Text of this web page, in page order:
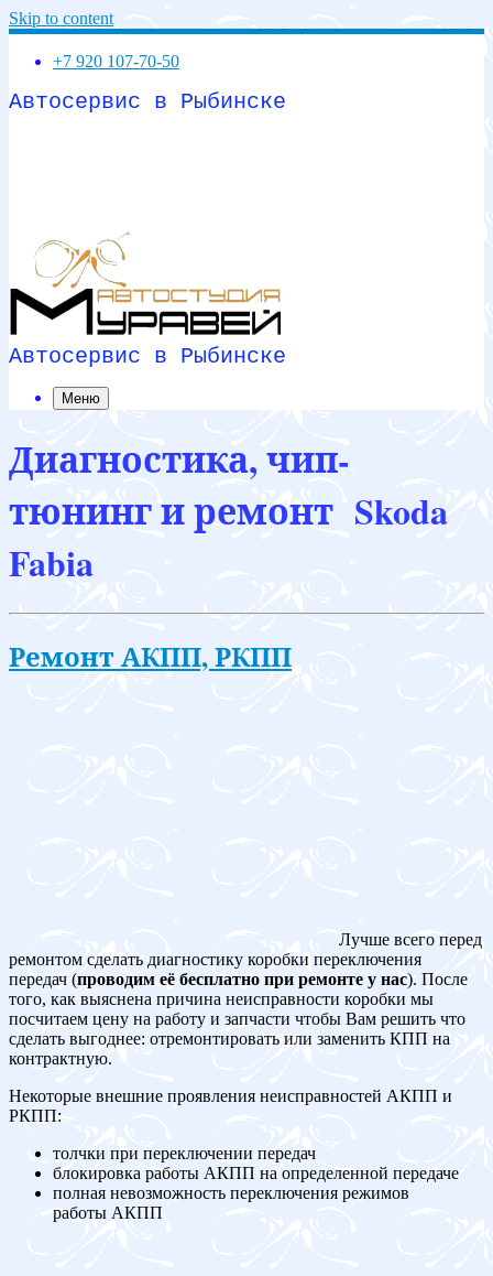
Skip to content
+7 920 107-70-50
Автосервис в Рыбинске
Автосервис в Рыбинске
Меню
Диагностика, чип-
тюнинг и ремонт Skoda
Fabia
Ремонт АКПП, РКПП
Лучше всего перед
ремонтом сделать диагностику коробки переключения
передач (проводим её бесплатно при ремонте у нас). После
того, как выяснена причина неисправности коробки мы
посчитаем цену на работу и запчасти чтобы Вам решить что
сделать выгоднее: отремонтировать или заменить КПП на
контрактную.
Некоторые внешние проявления неисправностей АКПП и
РКПП:
толчки при переключении передач
блокировка работы АКПП на определенной передаче
полная невозможность переключения режимов
работы АКПП